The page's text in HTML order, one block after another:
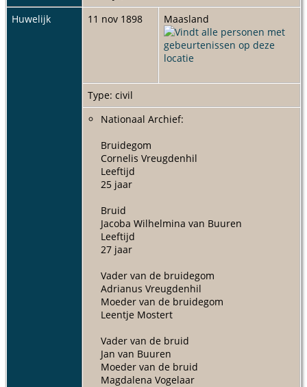
Huwelijk
11 nov 1898 Maasland
Type: civil
Nationaal Archief:
Bruidegom
Cornelis Vreugdenhil
Leeftijd
25 jaar
Bruid
Jacoba Wilhelmina van Buuren
Leeftijd
27 jaar
Vader van de bruidegom
Adrianus Vreugdenhil
Moeder van de bruidegom
Leentje Mostert
Vader van de bruid
Jan van Buuren
Moeder van de bruid
Magdalena Vogelaar